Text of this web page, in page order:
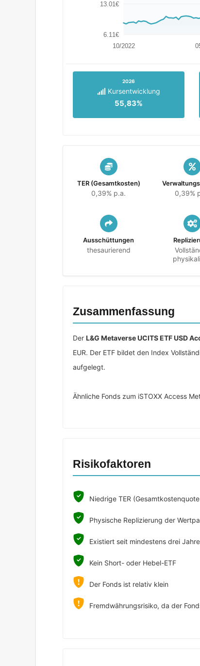
6.11€
13.01€
10/2022
2026
Kursentwicklung
55,83%
TER (Gesamtkosten)
0,39% p.a. 0,39%
Ausschüttungen
thesaurierend
Zusammenfassung
Der L&G Metaverse UCITS ETF USD
EUR. Der ETF bildet den Index
aufgelegt.
Ähnliche Fonds zum iSTOXX Access
Risikofaktoren
Niedrige TER
Physische Replizierung der
Existiert seit mindestens drei
Kein Short- oder Hebel-ETF
Der Fonds ist relativ klein
Fremdwährungsrisiko, da der